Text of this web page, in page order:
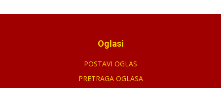
Oglasi
POSTAVI OGLAS
PRETRAGA OGLASA